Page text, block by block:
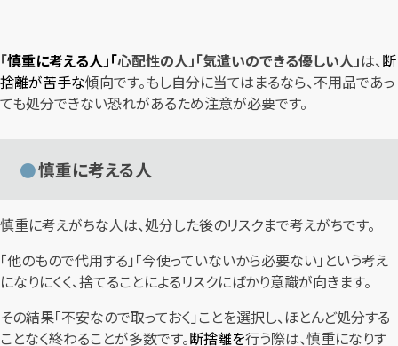
「慎重に考える人」「心配性の人」「気遣いのできる優しい人」は、断
捨離が苦手な傾向です。もし自分に当てはまるなら、不用品であっ
ても処分できない恐れがあるため注意が必要です。
慎重に考える人
慎重に考えがちな人は、処分した後のリスクまで考えがちです。
「他のもので代用する」「今使っていないから必要ない」という考え
になりにくく、捨てることによるリスクにばかり意識が向きます。
その結果「不安なので取っておく」ことを選択し、ほとんど処分する
ことなく終わることが多数です。断捨離を行う際は、慎重になりす